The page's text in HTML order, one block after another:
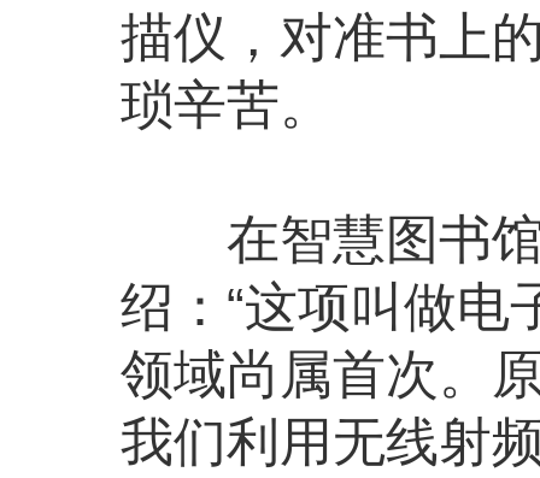
描仪，对准书上
琐辛苦。
在智慧图书馆
绍：“这项叫做电
领域尚属首次。
我们利用无线射